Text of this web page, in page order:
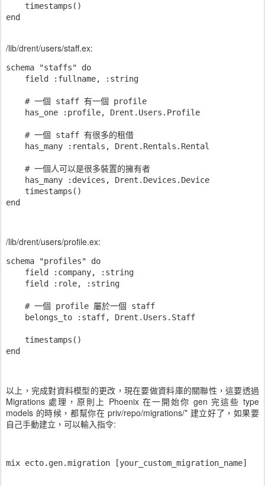
    timestamps()
/lib/drent/users/staff.ex:
schema "staffs" do
    field :fullname, :string
    # 一個 staff 有一個 profile
    has_one :profile, Drent.Users.Profile
    # 一個 staff 有很多的租借
    has_many :rentals, Drent.Rentals.Rental
    # 一個人可以是很多裝置的擁有者
    has_many :devices, Drent.Devices.Device
    timestamps()
/lib/drent/users/profile.ex:
schema "profiles" do
    field :company, :string
    field :role, :string
    # 一個 profile 屬於一個 staff
    belongs_to :staff, Drent.Users.Staff
    timestamps()
以上，完成對資料模型的更改，現在要做資料庫的關聯性，這要透過
Migrations 處理，原則上 Phoenix 在一開始你 gen 完這些 type
models 的時候，都幫你在 priv/repo/migrations/* 建立好了，如果要
自己手動建立，可以輸入指令:
mix ecto.gen.migration [your_custom_migration_name]